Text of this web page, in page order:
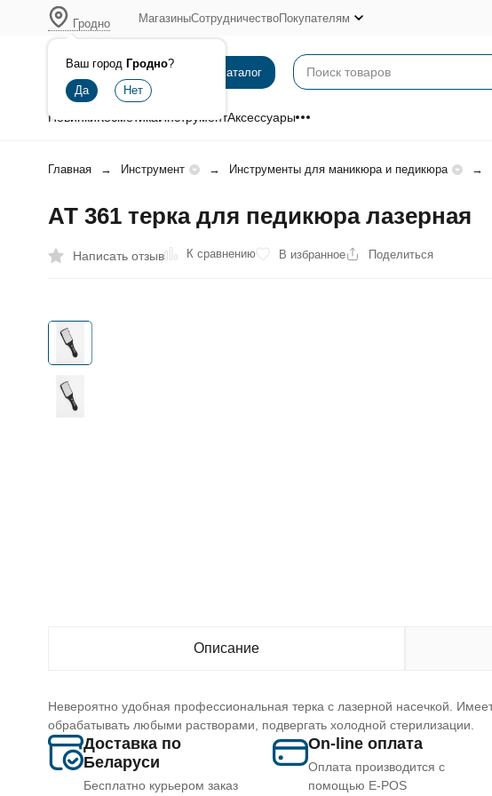
Гродно
Ваш город Гродно?
МагазиныСотрудничествоПокупателям
Каталог
НовинкиКосметикаИнструментАксессуары
Главная Инструмент Инструменты для маникюра и педикюра
АТ 361 терка для педикюра лазерная
Написать отзыв К сравнению В избранное Поделиться
Описание
Невероятно удобная профессиональная терка с лазерной насечкой.
обрабатывать любыми растворами, подвергать холодной стерилизации.
Доставка по
Беларуси
Бесплатно курьером заказ
On-line оплата
Оплата производится с
помощью E-POS